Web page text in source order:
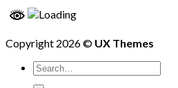
Copyright 2026 © UX Themes